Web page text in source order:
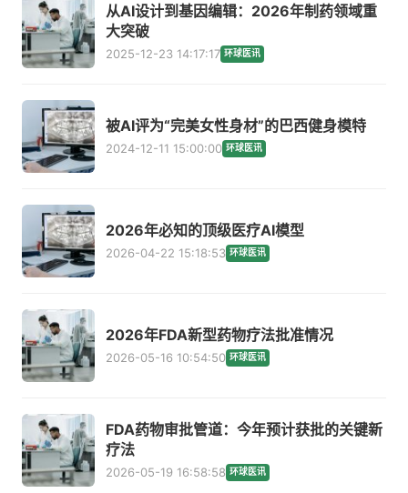
从AI设计到基因编辑：2026年制药领域重
大突破
2025-12-23 14:17:17 环球医讯
被AI评为“完美女性身材”的巴西健身模特
2024-12-11 15:00:00 环球医讯
2026年必知的顶级医疗AI模型
2026-04-22 15:18:53 环球医讯
2026年FDA新型药物疗法批准情况
2026-05-16 10:54:50 环球医讯
FDA药物审批管道：今年预计获批的关键新
疗法
2026-05-19 16:58:58 环球医讯